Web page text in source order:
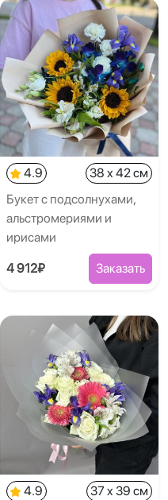
4.9
38 x 42 см
Букет с подсолнухами,
альстромериями и
ирисами
4 912₽ Заказать
4.9
37 x 39 см